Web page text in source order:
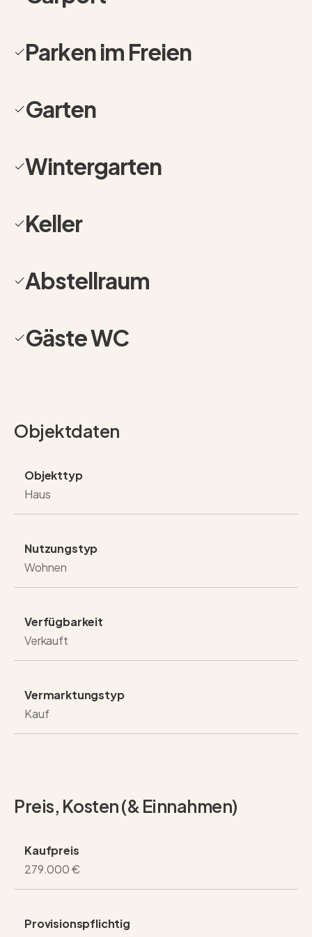
den Garten, der sich ideal für gesellige Stunden mit
Familie und Freunden oder für entspannte Abende im
naturnaher, zugleich gut angebundener Lage.
Parken im Freien
Garten
Wintergarten
Keller
Abstellraum
Gäste WC
Objektdaten
Objekttyp
Haus
Nutzungstyp
Wohnen
Verfügbarkeit
Verkauft
Vermarktungstyp
Kauf
Preis, Kosten (& Einnahmen)
Kaufpreis
279.000 €
Provisionspflichtig